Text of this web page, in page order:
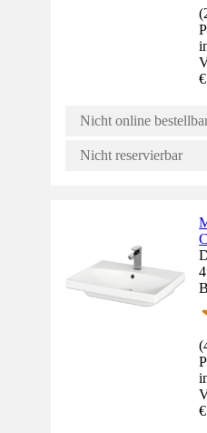
(
€
Nicht online
Nicht reservierbar
(
€